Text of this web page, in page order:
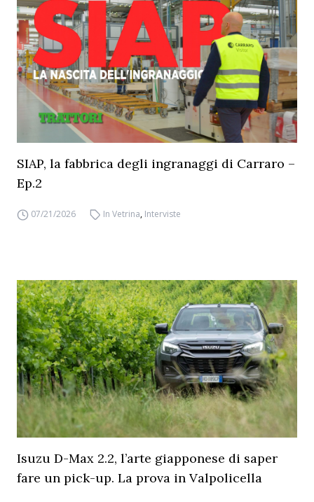
SIAP, la fabbrica degli ingranaggi di Carraro –
Ep.2
07/21/2026 In Vetrina, Interviste
Isuzu D-Max 2.2, l’arte giapponese di saper
fare un pick-up. La prova in Valpolicella